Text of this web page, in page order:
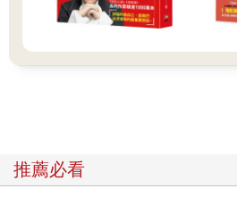
代，勞動市場吃緊的時候，公司的代
明，「不雇用年輕的母親」，「不鼓
來上班」，以及「懷孕視同自動辭職
初中的時候，我們還是十分歡迎這些
數的工作有性別、婚姻狀況的限制，
今天，我們看不到這樣明目張膽的歧
推薦必看